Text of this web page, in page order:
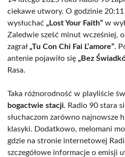
ciekawe utwory. O godzinie
wysłuchać „Lost Your Faith” w
Zaledwie sześć minut wcześniej,
zagrał„Tu Con Chi Fai L’amore”.
antenie pojawiło się „Bez
Rasa.
Taka różnorodność w playliście
bogactwie stacji. Radio 90 stara
słuchaczom zarówno najnowsze
klasyki. Dodatkowo, melomani
gdzie na stronie internetowej
szczegółowe informacje o emisji